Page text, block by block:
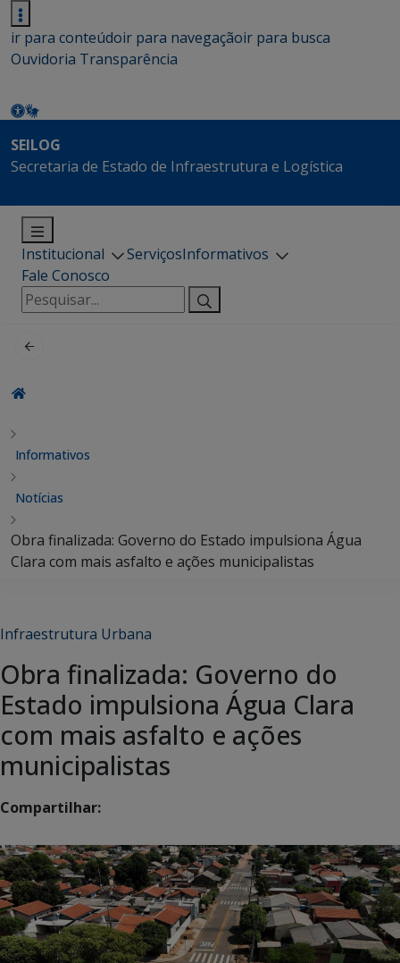
ir para conteúdoir para navegaçãoir para busca
Ouvidoria Transparência
SEILOG
Secretaria de Estado de Infraestrutura e Logística
Institucional ServiçosInformativos
Fale Conosco
Pesquisar
por:
Informativos
Notícias
Obra finalizada: Governo do Estado impulsiona Água
Clara com mais asfalto e ações municipalistas
Infraestrutura Urbana
Obra finalizada: Governo do
Estado impulsiona Água Clara
com mais asfalto e ações
municipalistas
Compartilhar: